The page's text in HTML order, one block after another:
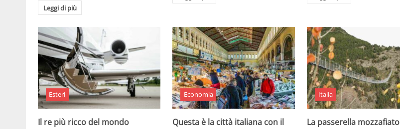
Leggi di più
Esteri
Il re più ricco del mondo
Economia
Questa è la città italiana con il
Italia
La passerella mozzafiato